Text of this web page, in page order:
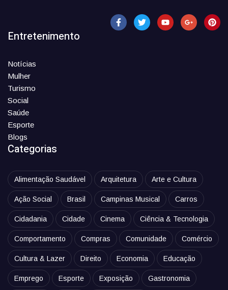
Entretenimento
Notícias
Mulher
Turismo
Social
Saúde
Esporte
Blogs
Categorias
Alimentação Saudável Arquitetura Arte e Cultura
Ação Social Brasil Campinas Musical Carros
Cidadania Cidade Cinema Ciência & Tecnologia
Comportamento Compras Comunidade Comércio
Cultura & Lazer Direito Economia Educação
Emprego Esporte Exposição Gastronomia